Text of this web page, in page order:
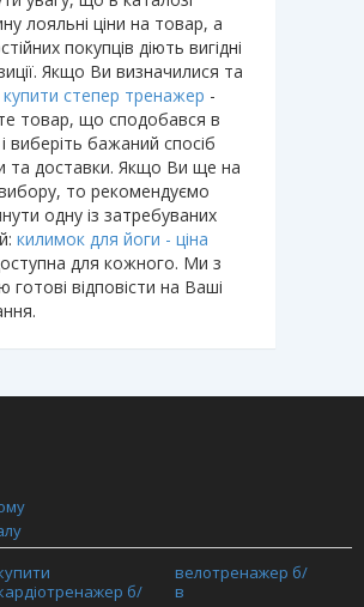
лояльні ціни на товар, а
покупців діють вигідні
Якщо Ви визначилися та
купити степер тренажер -
товар, що сподобався в
виберіть бажаний спосіб
та доставки. Якщо Ви ще на
вибору, то рекомендуємо
одну із затребуваних
килимок для йоги - ціна
для кожного. Ми з
готові відповісти на Ваші
тренінг / Кросфіт
б/
велотренажер б/
в